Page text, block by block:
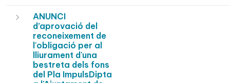
ANUNCI
d’aprovació del
reconeixement de
l'obligació per al
lliurament d'una
bestreta dels fons
del Pla ImpulsDipta